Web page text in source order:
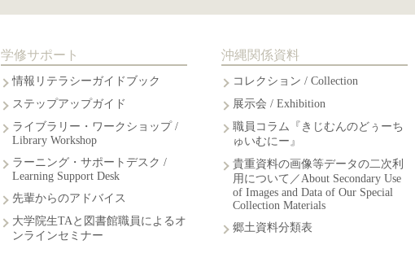
学修サポート
情報リテラシーガイドブック
ステップアップガイド
ライブラリー・ワークショップ /
Library Workshop
ラーニング・サポートデスク /
Learning Support Desk
先輩からのアドバイス
大学院生TAと図書館職員によるオ
ンラインセミナー
沖縄関係資料
コレクション / Collection
展示会 / Exhibition
職員コラム『きじむんのどぅーち
ゅいむにー』
貴重資料の画像等データの二次利
用について／About Secondary Use
of Images and Data of Our Special
Collection Materials
郷土資料分類表